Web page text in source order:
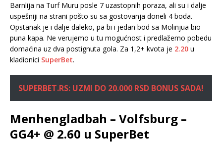
Barnlija na Turf Muru posle 7 uzastopnih poraza, ali su i dalje
uspešniji na strani pošto su sa gostovanja doneli 4 boda.
Opstanak je i dalje daleko, pa bi i jedan bod sa Molinjua bio
puna kapa. Ne verujemo u tu mogućnost i predlažemo pobedu
domaćina uz dva postignuta gola. Za 1,2+ kvota je 2.20 u
kladionici SuperBet.
SUPERBET.RS: UZMI DO 20.000 RSD BONUS SADA!
Menhengladbah – Volfsburg –
GG4+ @ 2.60 u SuperBet